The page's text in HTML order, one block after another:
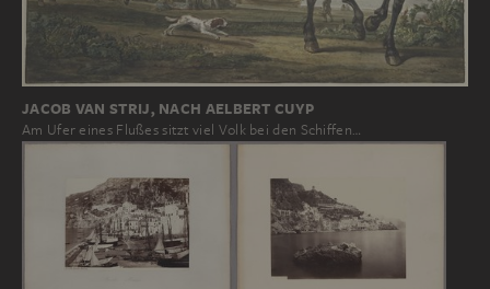
JACOB VAN STRIJ, NACH AELBERT CUYP
Am Ufer eines Flußes sitzt viel Volk bei den Schiffen…